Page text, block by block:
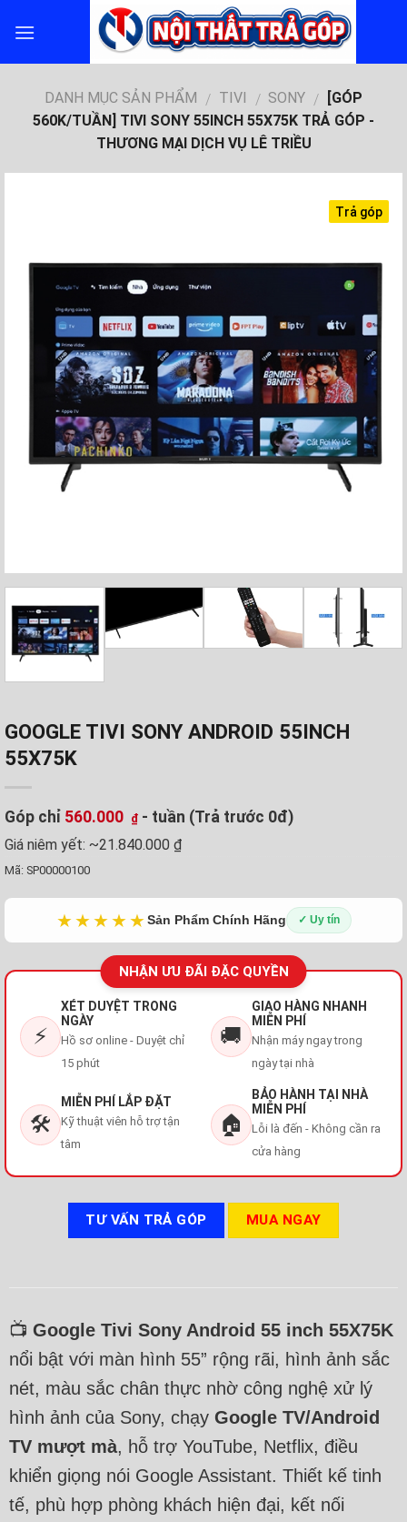
DANH MỤC SẢN PHẨM / TIVI / SONY /
[GÓP
560K/TUẦN] TIVI SONY 55INCH 55X75K TRẢ GÓP -
THƯƠNG MẠI DỊCH VỤ LÊ TRIỀU
Trả góp
GOOGLE TIVI SONY ANDROID 55INCH
55X75K
Góp chỉ 560.000 ₫ - tuần (Trả trước 0đ)
Giá niêm yết: ~21.840.000 ₫
Mã: SP00000100
★★★★★Sản Phẩm Chính Hãng ✓ Uy tín
NHẬN ƯU ĐÃI ĐẶC QUYỀN
⚡
XÉT DUYỆT TRONG
NGÀY
Hồ sơ online - Duyệt chỉ
15 phút
🚚
GIAO HÀNG NHANH
MIỄN PHÍ
Nhận máy ngay trong
ngày tại nhà
🛠️
MIỄN PHÍ LẮP ĐẶT
Kỹ thuật viên hỗ trợ tận
tâm
🏠
BẢO HÀNH TẠI NHÀ
MIỄN PHÍ
Lỗi là đến - Không cần ra
cửa hàng
TƯ VẤN TRẢ GÓP MUA NGAY
📺 Google Tivi Sony Android 55 inch 55X75K
nổi bật với màn hình 55” rộng rãi, hình ảnh sắc
nét, màu sắc chân thực nhờ công nghệ xử lý
hình ảnh của Sony, chạy Google TV/Android
TV mượt mà, hỗ trợ YouTube, Netflix, điều
khiển giọng nói Google Assistant. Thiết kế tinh
tế, phù hợp phòng khách hiện đại, kết nối